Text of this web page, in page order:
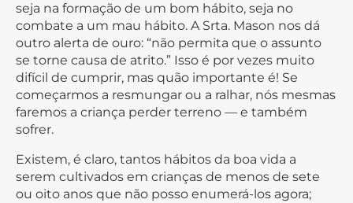
seja na formação de um bom hábito, seja no
combate a um mau hábito. A Srta. Mason nos dá
outro alerta de ouro: “não permita que o assunto
se torne causa de atrito.” Isso é por vezes muito
difícil de cumprir, mas quão importante é! Se
começarmos a resmungar ou a ralhar, nós mesmas
faremos a criança perder terreno — e também
sofrer.
Existem, é claro, tantos hábitos da boa vida a
serem cultivados em crianças de menos de sete
ou oito anos que não posso enumerá-los agora;